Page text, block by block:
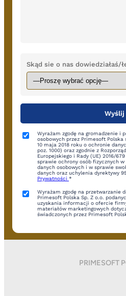
Skąd sie o nas dowiedziałaś/
Wyrażam zgodę na gromadzenie i
osobowych przez Primesoft Polska
10 maja 2018 roku o ochronie
poz. 1000) oraz zgodnie z
Europejskiego i Rady (UE) 2016/
sprawie ochrony osób fizycznych
danych osobowych i w sprawie
danych oraz uchylenia dyrektywy
Prywatności *
Wyrażam zgodę na przetwarzanie
Primesoft Polska Sp. Z o.o.
uzyskania informacji o ofercie
materiałów marketingowych
świadczonych przez Primesoft
PRIMESOFT